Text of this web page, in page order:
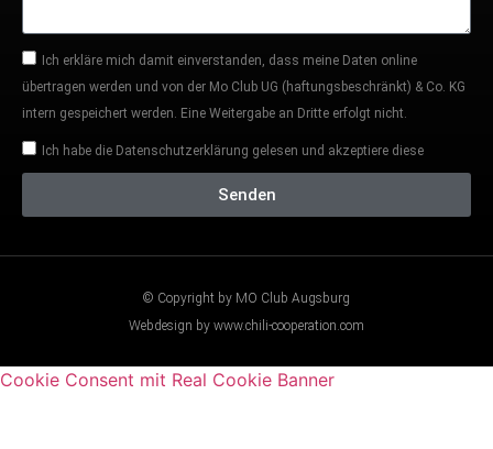
Ich erkläre mich damit einverstanden, dass meine Daten online
übertragen werden und von der Mo Club UG (haftungsbeschränkt) & Co. KG
intern gespeichert werden. Eine Weitergabe an Dritte erfolgt nicht.
Ich habe die Datenschutzerklärung gelesen und akzeptiere diese
Senden
© Copyright by MO Club Augsburg
Webdesign by www.chili-cooperation.com
Cookie Consent mit Real Cookie Banner